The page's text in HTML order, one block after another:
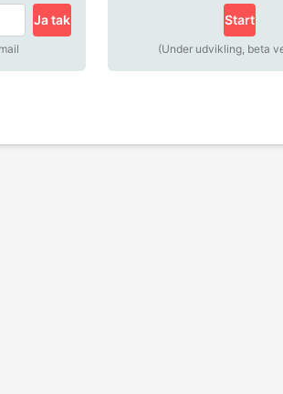
Ja tak Start
(Under udvikling, beta